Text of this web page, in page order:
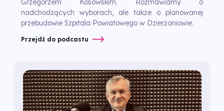
Grzegorzem Kosowskim. Rozmawiamy o
nadchodzących wyborach, ale także o planowanej
przebudowie Szpitala Powiatowego w Dzierżoniowie.
Przejdź do podcastu